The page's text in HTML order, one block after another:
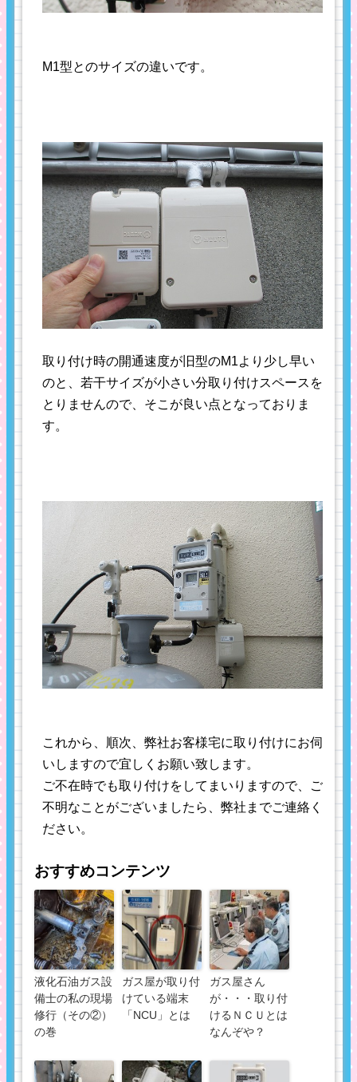
M1型とのサイズの違いです。
取り付け時の開通速度が旧型のM1より少し早い
のと、若干サイズが小さい分取り付けスペースを
とりませんので、そこが良い点となっておりま
す。
これから、順次、弊社お客様宅に取り付けにお伺
いしますので宜しくお願い致します。
ご不在時でも取り付けをしてまいりますので、ご
不明なことがございましたら、弊社までご連絡く
ださい。
おすすめコンテンツ
液化石油ガス設
備士の私の現場
修行（その②）
の巻
ガス屋が取り付
けている端末
「NCU」とは
ガス屋さん
が・・・取り付
けるＮＣＵとは
なんぞや？